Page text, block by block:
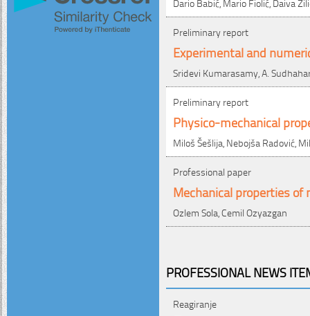
Preliminary report
Experimental and
Sridevi Kumarasamy, A.
Preliminary report
Physico-mechanical
Miloš Šešlija, Nebojša Radović,
Professional paper
Mechanical properties
Ozlem Sola, Cemil Ozyazgan
PROFESSIONAL NEWS
Reagiranje